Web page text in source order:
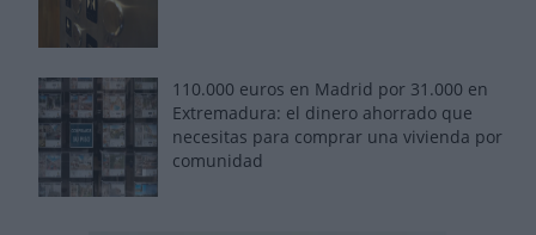
110.000 euros en Madrid por 31.000 en
Extremadura: el dinero ahorrado que
necesitas para comprar una vivienda por
comunidad